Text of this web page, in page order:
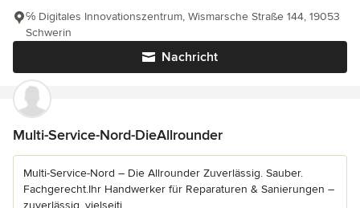
Nachricht
℅ Digitales Innovationszentrum, Wismarsche Straße 144, 19053
Schwerin
Multi-Service-Nord-DieAllrounder
Multi-Service-Nord – Die Allrounder Zuverlässig. Sauber.
Fachgerecht.Ihr Handwerker für Reparaturen & Sanierungen –